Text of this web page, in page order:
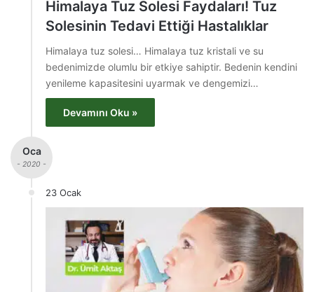
Himalaya Tuz Solesi Faydaları! Tuz
Solesinin Tedavi Ettiği Hastalıklar
Himalaya tuz solesi… Himalaya tuz kristali ve su
bedenimizde olumlu bir etkiye sahiptir. Bedenin kendini
yenileme kapasitesini uyarmak ve dengemizi…
Devamını Oku »
Oca
- 2020 -
23 Ocak